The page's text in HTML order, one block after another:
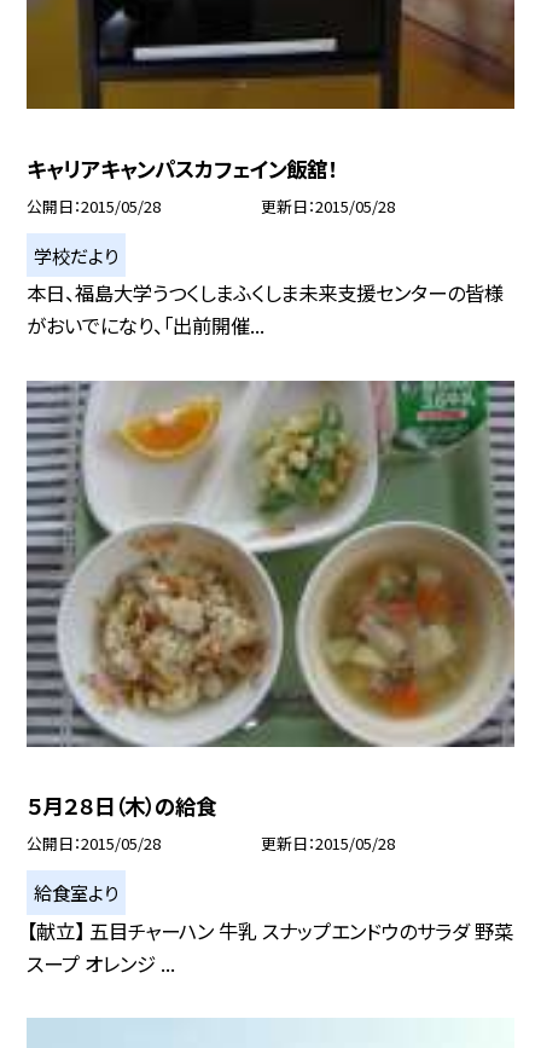
キャリアキャンパスカフェイン飯舘！
公開日 2015/05/28 更新日 2015/05/28
学校だより
本日、福島大学うつくしまふくしま未来支援センターの皆様
がおいでになり、「出前開催...
５月２８日（木）の給食
公開日 2015/05/28 更新日 2015/05/28
給食室より
【献立】 五目チャーハン 牛乳 スナップエンドウのサラダ 野菜
スープ オレンジ ...